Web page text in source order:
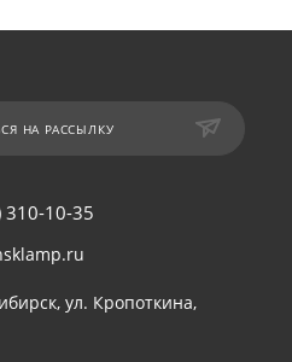
НА РАССЫЛКУ
310-10-35
ул. Кропоткина,